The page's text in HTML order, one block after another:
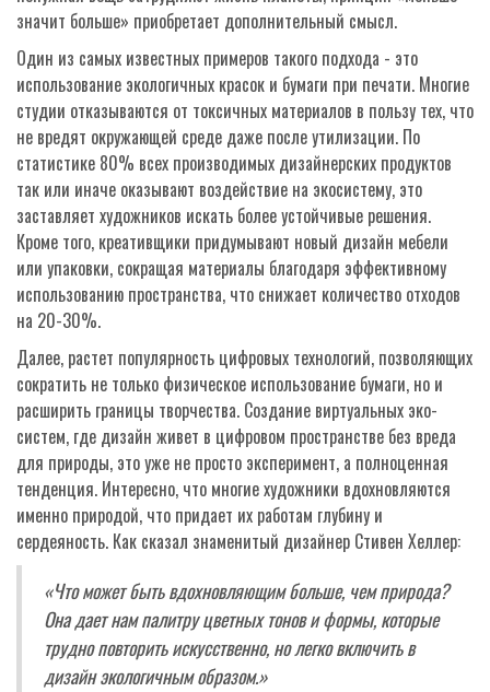
значит больше» приобретает дополнительный смысл.
Один из самых известных примеров такого подхода - это
использование экологичных красок и бумаги при печати. Многие
студии отказываются от токсичных материалов в пользу тех, что
не вредят окружающей среде даже после утилизации. По
статистике 80% всех производимых дизайнерских продуктов
так или иначе оказывают воздействие на экосистему, это
заставляет художников искать более устойчивые решения.
Кроме того, креативщики придумывают новый дизайн мебели
или упаковки, сокращая материалы благодаря эффективному
использованию пространства, что снижает количество отходов
на 20-30%.
Далее, растет популярность цифровых технологий, позволяющих
сократить не только физическое использование бумаги, но и
расширить границы творчества. Создание виртуальных эко-
систем, где дизайн живет в цифровом пространстве без вреда
для природы, это уже не просто эксперимент, а полноценная
тенденция. Интересно, что многие художники вдохновляются
именно природой, что придает их работам глубину и
сердеяность. Как сказал знаменитый дизайнер Стивен Хеллер:
«Что может быть вдохновляющим больше, чем природа?
Она дает нам палитру цветных тонов и формы, которые
трудно повторить искусственно, но легко включить в
дизайн экологичным образом.»